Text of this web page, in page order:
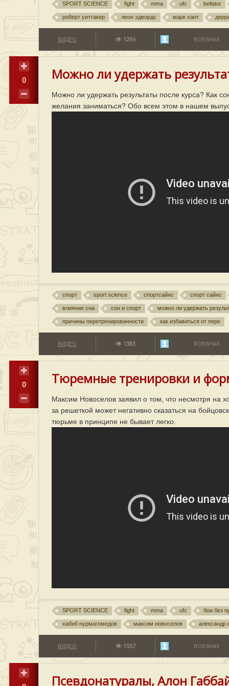
SPORT SCIENCE fight mma ufc bellator
роберт уиттакер леон эдвордс марк хант
ВИДЕО 1296 RORSHAX
0 Можно ли удержать
Можно ли удержать результаты после курса? Как
желания заниматься? Обо всем этом в нашем
спорт sport science спортсайнс спорт сайнс
влияние сна сон и спорт можно ли удержать
причины перетренированности как избавиться от пере
ВИДЕО 1383 RORSHAX
0 Тюремные тренировки и
Максим Новоселов заявил о том, что несмотря на
за решеткой может негативно сказаться на
тюрьме в принципе не бывает легко.
SPORT SCIENCE fight mma ufc бои без
хабиб нурмагомедов максим новоселов александр
ВИДЕО 1557 RORSHAX
Псевдонатуралы, Алон